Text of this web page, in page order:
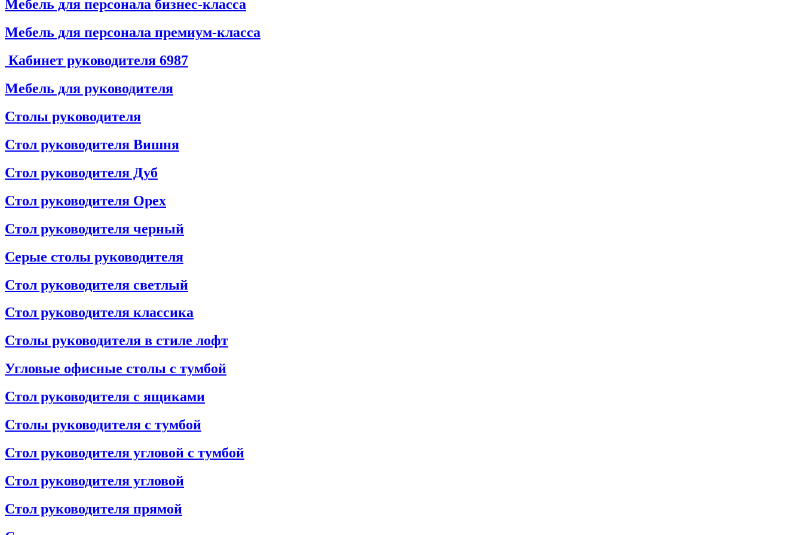
Мебель для персонала бизнес-класса
Мебель для персонала премиум-класса
Кабинет руководителя 6987
Мебель для руководителя
Столы руководителя
Стол руководителя Вишня
Стол руководителя Дуб
Стол руководителя Орех
Стол руководителя черный
Серые столы руководителя
Стол руководителя светлый
Стол руководителя классика
Столы руководителя в стиле лофт
Угловые офисные столы с тумбой
Стол руководителя с ящиками
Столы руководителя с тумбой
Стол руководителя угловой с тумбой
Стол руководителя угловой
Стол руководителя прямой